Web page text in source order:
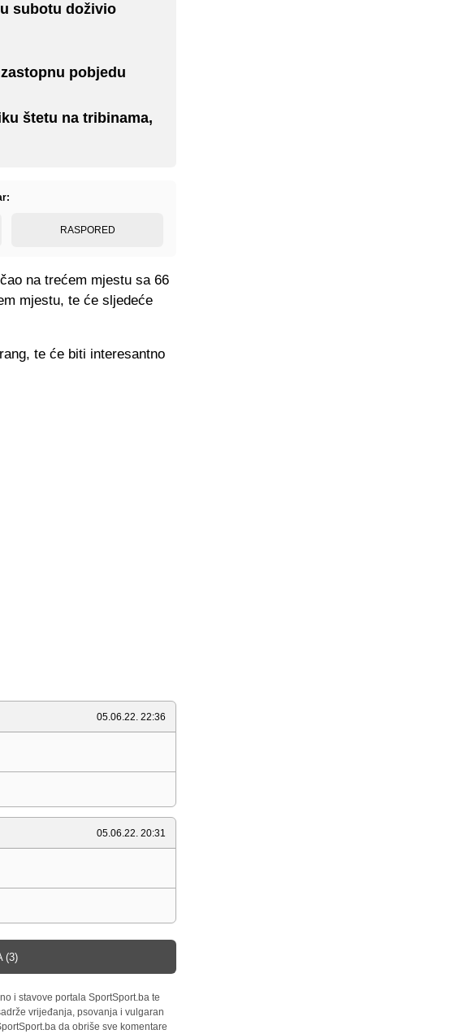
subotu doživio
pobjedu
štetu na tribinama,
RASPORED
na trećem mjestu sa 66
mjestu, te će sljedeće
te će biti interesantno
05.06.22. 22:36
05.06.22. 20:31
(3)
i stavove portala SportSport.ba te
vrijeđanja, psovanja i vulgaran
da obriše sve komentare